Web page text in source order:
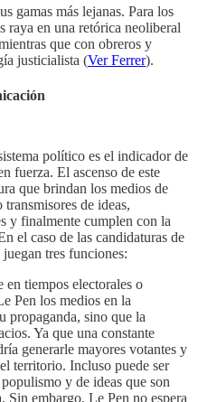
gamas más lejanas. Para los
raya en una retórica neoliberal
que con obreros y
justicialista (Ver Ferrer).
político es el indicador de
fuerza. El ascenso de este
que brindan los medios de
de ideas,
y finalmente cumplen con la
el caso de las candidaturas de
tres funciones:
en tiempos electorales o
Pen los medios en la
propaganda, sino que la
Ya que una constante
generarle mayores votantes y
territorio. Incluso puede ser
y de ideas que son
Sin embargo, Le Pen no espera